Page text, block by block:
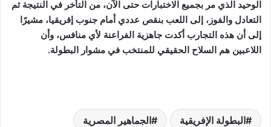
الوحيد الذي مر بجميع الاختبارات حتى الآن، من التأخر في النتيجة ثم
التعادل والفوز، إلى اللعب بنقص عددي أمام جنوب إفريقيا، مشيرًا
إلى أن هذه التجارب أكدت جاهزية الفراعنة لأي منافس، وأن
اللاعبين هم السلاح الحقيقي للمنتخب في مشوار البطولة.
البطولة الإفريقية الجماهير المصرية